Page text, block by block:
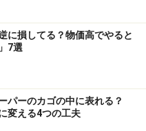
に損してる？物価高でやると
7選
パーのカゴの中に表れる？
変える4つの工夫